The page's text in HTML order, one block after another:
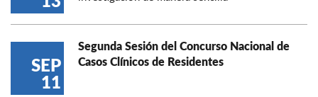
SEP
11
Segunda Sesión del Concurso Nacional de
Casos Clínicos de Residentes